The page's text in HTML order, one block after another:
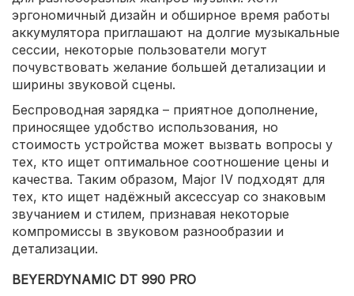
эргономичный дизайн и обширное время работы
аккумулятора приглашают на долгие музыкальные
сессии, некоторые пользователи могут
почувствовать желание большей детализации и
ширины звуковой сцены.
Беспроводная зарядка – приятное дополнение,
приносящее удобство использования, но
стоимость устройства может вызвать вопросы у
тех, кто ищет оптимальное соотношение цены и
качества. Таким образом, Major IV подходят для
тех, кто ищет надёжный аксессуар со знаковым
звучанием и стилем, признавая некоторые
компромиссы в звуковом разнообразии и
детализации.
BEYERDYNAMIC DT 990 PRO